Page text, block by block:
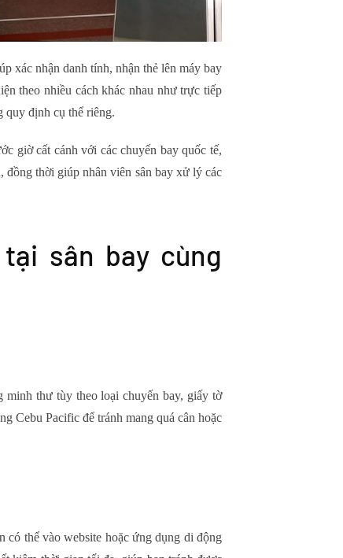
xác nhận danh tính, nhận thẻ lên máy bay
theo nhiều cách khác nhau như trực tiếp
quy định cụ thể riêng.
giờ cất cánh với các chuyến bay quốc tế,
đồng thời giúp nhân viên sân bay xử lý các
sân bay cùng
minh thư tùy theo loại chuyến bay, giấy tờ
Cebu Pacific để tránh mang quá cân hoặc
có thể vào website hoặc ứng dụng di động